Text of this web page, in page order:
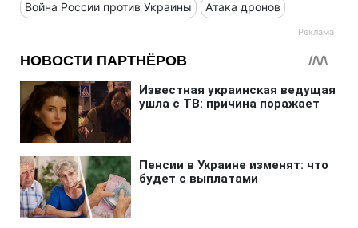
Война России против Украины Атака дронов